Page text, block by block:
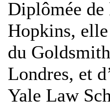
Diplômée de
Hopkins,
du
Londres, et
Yale Law